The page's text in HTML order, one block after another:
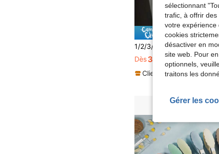
Dès3,25€ 3,28€
Clients très fidèles
sélectionnant
trafic, à offrir
votre expérience
cookies
désactiver en
site web. Pour
optionnels,
traitons les
Gérer les